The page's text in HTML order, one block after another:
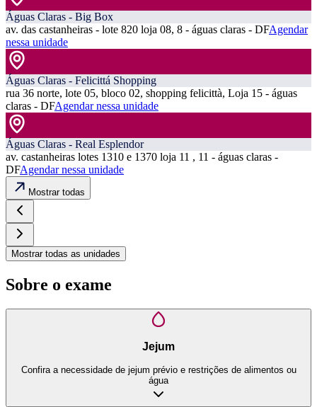
Águas Claras - Big Box
av. das castanheiras - lote 820 loja 08, 8 - águas claras - DFAgendar
nessa unidade
Águas Claras - Felicittá Shopping
rua 36 norte, lote 05, bloco 02, shopping felicittà, Loja 15 - águas
claras - DFAgendar nessa unidade
Águas Claras - Real Esplendor
av. castanheiras lotes 1310 e 1370 loja 11 , 11 - águas claras -
DFAgendar nessa unidade
Mostrar todas
Mostrar todas as unidades
Sobre o exame
Jejum
Confira a necessidade de jejum prévio e restrições de alimentos ou
água